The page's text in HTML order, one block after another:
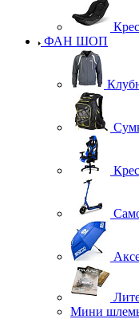
ФАН ШОП
Мини